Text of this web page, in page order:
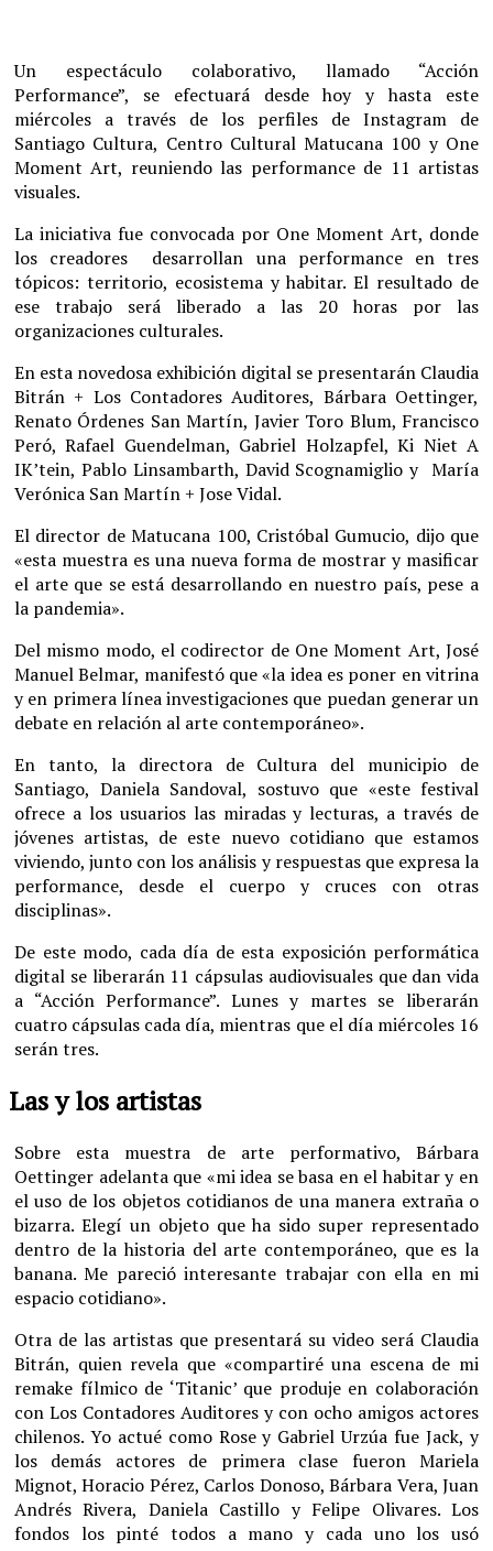
Un espectáculo colaborativo, llamado “Acción
Performance”, se efectuará desde hoy y hasta este
miércoles a través de los perfiles de Instagram de
Santiago Cultura, Centro Cultural Matucana 100 y One
Moment Art, reuniendo las performance de 11 artistas
visuales.
La iniciativa fue convocada por One Moment Art, donde
los creadores desarrollan una performance en tres
tópicos: territorio, ecosistema y habitar. El resultado de
ese trabajo será liberado a las 20 horas por las
organizaciones culturales.
En esta novedosa exhibición digital se presentarán Claudia
Bitrán + Los Contadores Auditores, Bárbara Oettinger,
Renato Órdenes San Martín, Javier Toro Blum, Francisco
Peró, Rafael Guendelman, Gabriel Holzapfel, Ki Niet A
IK’tein, Pablo Linsambarth, David Scognamiglio y María
Verónica San Martín + Jose Vidal.
El director de Matucana 100, Cristóbal Gumucio, dijo que
«esta muestra es una nueva forma de mostrar y masificar
el arte que se está desarrollando en nuestro país, pese a
la pandemia».
Del mismo modo, el codirector de One Moment Art, José
Manuel Belmar, manifestó que «la idea es poner en vitrina
y en primera línea investigaciones que puedan generar un
debate en relación al arte contemporáneo».
En tanto, la directora de Cultura del municipio de
Santiago, Daniela Sandoval, sostuvo que «este festival
ofrece a los usuarios las miradas y lecturas, a través de
jóvenes artistas, de este nuevo cotidiano que estamos
viviendo, junto con los análisis y respuestas que expresa la
performance, desde el cuerpo y cruces con otras
disciplinas».
De este modo, cada día de esta exposición performática
digital se liberarán 11 cápsulas audiovisuales que dan vida
a “Acción Performance”. Lunes y martes se liberarán
cuatro cápsulas cada día, mientras que el día miércoles 16
serán tres.
Las y los artistas
Sobre esta muestra de arte performativo, Bárbara
Oettinger adelanta que «mi idea se basa en el habitar y en
el uso de los objetos cotidianos de una manera extraña o
bizarra. Elegí un objeto que ha sido super representado
dentro de la historia del arte contemporáneo, que es la
banana. Me pareció interesante trabajar con ella en mi
espacio cotidiano».
Otra de las artistas que presentará su video será Claudia
Bitrán, quien revela que «compartiré una escena de mi
remake fílmico de ‘Titanic’ que produje en colaboración
con Los Contadores Auditores y con ocho amigos actores
chilenos. Yo actué como Rose y Gabriel Urzúa fue Jack, y
los demás actores de primera clase fueron Mariela
Mignot, Horacio Pérez, Carlos Donoso, Bárbara Vera, Juan
Andrés Rivera, Daniela Castillo y Felipe Olivares. Los
fondos los pinté todos a mano y cada uno los usó